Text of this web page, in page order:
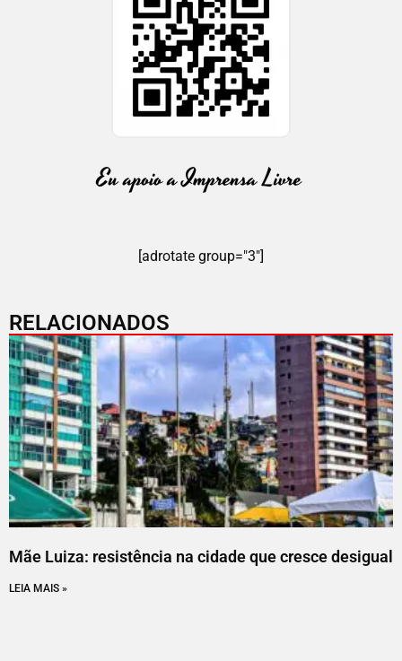
[adrotate group="3"]
RELACIONADOS
Mãe Luiza: resistência na cidade que cresce desigual
LEIA MAIS »